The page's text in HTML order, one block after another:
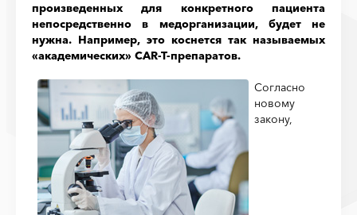
произведенных для конкретного пациента
непосредственно в медорганизации, будет не
нужна. Например, это коснется так называемых
«академических» CAR-T-препаратов.
Согласно
новому
закону,